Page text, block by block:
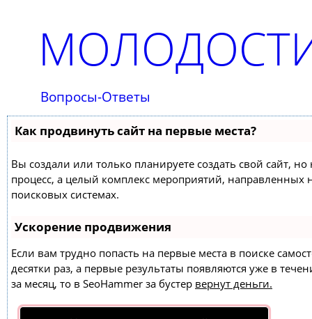
Вопросы-Ответы
Как продвинуть сайт на первые места?
Вы создали или только планируете создать свой сайт,
процесс, а целый комплекс мероприятий,
поисковых системах.
Ускорение продвижения
Если вам трудно попасть на первые места в поиске
десятки раз, а первые результаты появляются уже в
за месяц, то в SeoHammer за бустер вернут деньги.